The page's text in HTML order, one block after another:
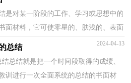
是对某一阶段的工作、学习或思想中的
面材料，它可使零星的、肤浅的、表面
统的、本质的理性...
总结 2024-04-13
总结就是把一个时间段取得的成绩、
训进行一次全面系统的总结的书面材